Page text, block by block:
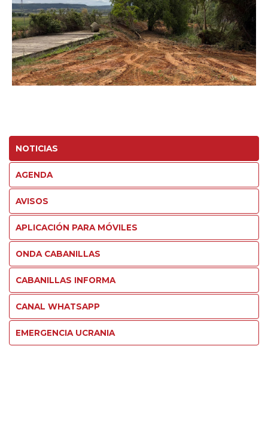
NOTICIAS
AGENDA
AVISOS
APLICACIÓN PARA MÓVILES
ONDA CABANILLAS
CABANILLAS INFORMA
CANAL WHATSAPP
EMERGENCIA UCRANIA